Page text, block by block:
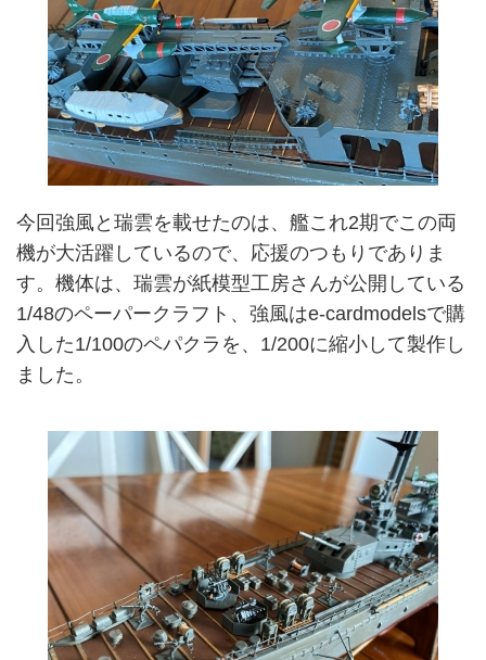
今回強風と瑞雲を載せたのは、艦これ2期でこの両
機が大活躍しているので、応援のつもりでありま
す。機体は、瑞雲が紙模型工房さんが公開している
1/48のペーパークラフト、強風はe-cardmodelsで購
入した1/100のペパクラを、1/200に縮小して製作し
ました。